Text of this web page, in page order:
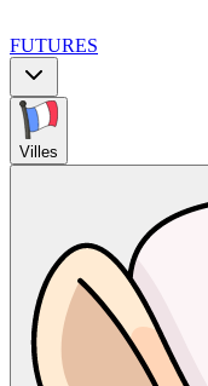
FUTURES
Villes